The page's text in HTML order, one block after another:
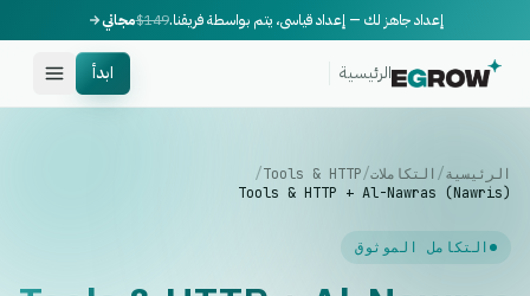
إعداد جاهز لك — إعداد قياسي، يتم بواسطة فريقنا.$149مجاني
الرئيسية ابدأ
الرئيسية/ التكاملات/
Tools & HTTP
/
Tools & HTTP + Al-Nawras (Nawris)
التكامل الموثوق